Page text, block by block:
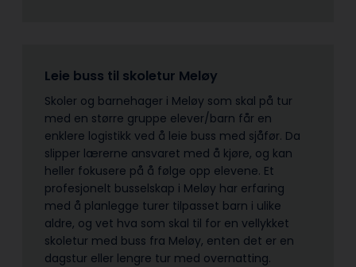
Leie buss til skoletur Meløy
Skoler og barnehager i Meløy som skal på tur
med en større gruppe elever/barn får en
enklere logistikk ved å leie buss med sjåfør. Da
slipper lærerne ansvaret med å kjøre, og kan
heller fokusere på å følge opp elevene. Et
profesjonelt busselskap i Meløy har erfaring
med å planlegge turer tilpasset barn i ulike
aldre, og vet hva som skal til for en vellykket
skoletur med buss fra Meløy, enten det er en
dagstur eller lengre tur med overnatting.